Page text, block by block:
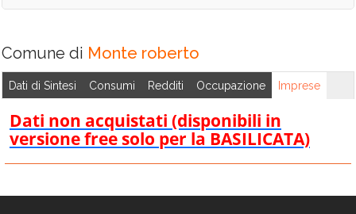
Comune di Monte roberto
Dati di Sintesi Consumi Redditi Occupazione Imprese
Dati non acquistati (disponibili in
versione free solo per la BASILICATA)